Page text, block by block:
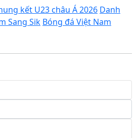
kết U23 châu Á 2026 Danh
Sang Sik Bóng đá Việt Nam